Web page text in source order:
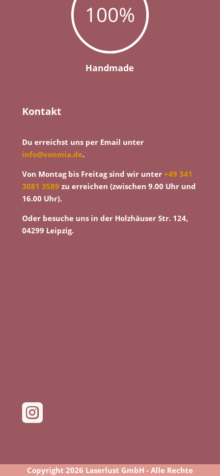
100%
Handmade
Kontakt
Du erreichst uns per Email unter
info@vonmia.de.
Von Montag bis Freitag sind wir unter +49 341
3081 3589 zu erreichen (zwischen 9.00 Uhr und
16.00 Uhr).
Oder besuche uns in der Holzhäuser Str. 124,
04299 Leipzig.

Copyright 2026 Laserlust GmbH - Alle Rechte